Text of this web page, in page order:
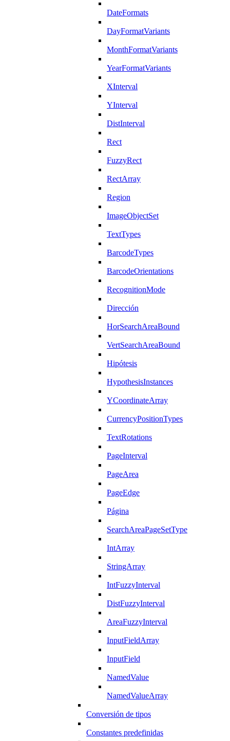
DateFormats
DayFormatVariants
MonthFormatVariants
YearFormatVariants
XInterval
YInterval
DistInterval
Rect
FuzzyRect
RectArray
Region
ImageObjectSet
TextTypes
BarcodeTypes
BarcodeOrientations
RecognitionMode
Dirección
HorSearchAreaBound
VertSearchAreaBound
Hipótesis
HypothesisInstances
YCoordinateArray
CurrencyPositionTypes
TextRotations
PageInterval
PageArea
PageEdge
Página
SearchAreaPageSetType
IntArray
StringArray
IntFuzzyInterval
DistFuzzyInterval
AreaFuzzyInterval
InputFieldArray
InputField
NamedValue
NamedValueArray
Conversión de tipos
Constantes predefinidas